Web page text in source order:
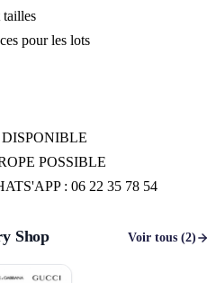
tailles
pour les lots
POSSIBLE
: 06 22 35 78 54
Shop Voir tous (2)